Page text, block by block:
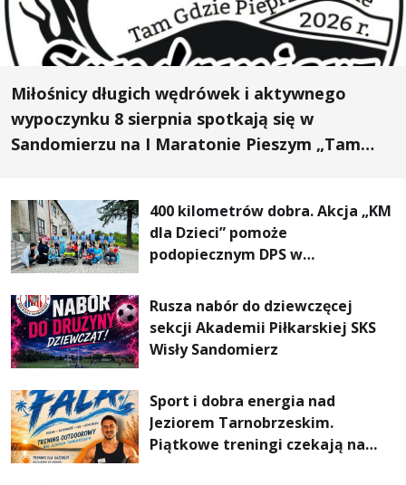
Miłośnicy długich wędrówek i aktywnego
wypoczynku 8 sierpnia spotkają się w
Sandomierzu na I Maratonie Pieszym „Tam
400 kilometrów dobra. Akcja „KM
dla Dzieci” pomoże
podopiecznym DPS w
Rusza nabór do dziewczęcej
sekcji Akademii Piłkarskiej SKS
Wisły Sandomierz
Sport i dobra energia nad
Jeziorem Tarnobrzeskim.
Piątkowe treningi czekają na